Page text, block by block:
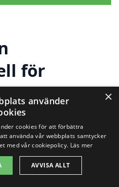
för
städer
i Barsebäckshamn
investering för
×
använder
cookies för att förbättra
använda vår webbplats samtycker
med vår cookiepolicy. Läs mer
AVVISA ALLT